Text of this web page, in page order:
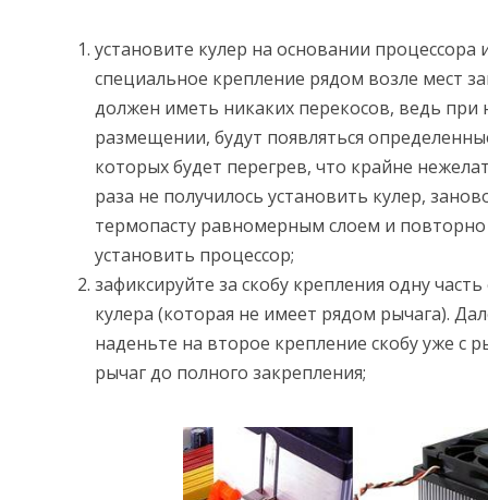
установите кулер на основании процессора
специальное крепление рядом возле мест
должен иметь никаких перекосов, ведь при
размещении, будут появляться
которых будет перегрев, что крайне
раза не получилось установить кулер,
термопасту равномерным слоем и
установить процессор;
зафиксируйте за скобу крепления одну
кулера (которая не имеет рядом рычага).
наденьте на второе крепление скобу уже с
рычаг до полного закрепления;